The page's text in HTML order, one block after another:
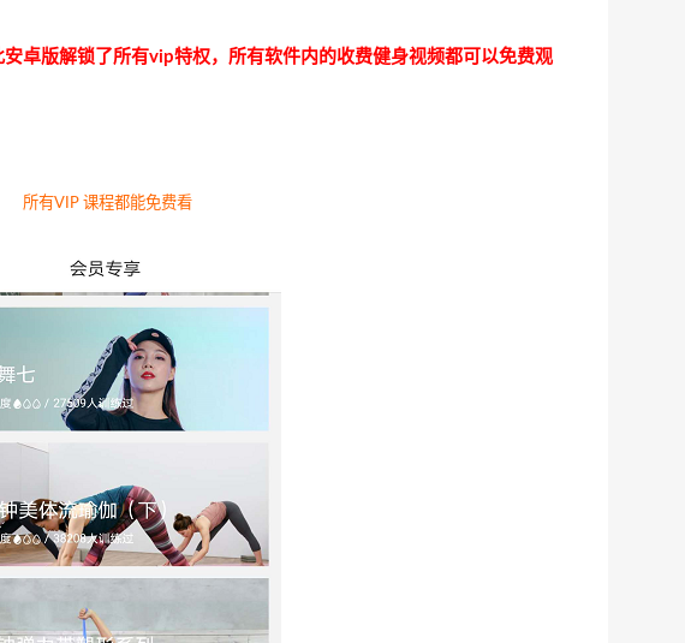
安卓版解锁了所有vip特权，所有软件内的收费健身视频都可以免费观
所有VIP 课程都能免费看